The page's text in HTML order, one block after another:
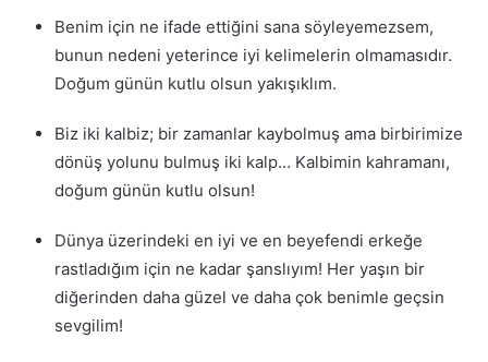
Benim için ne ifade ettiğini sana söyleyemezsem,
bunun nedeni yeterince iyi kelimelerin olmamasıdır.
Doğum günün kutlu olsun yakışıklım.
Biz iki kalbiz; bir zamanlar kaybolmuş ama birbirimize
dönüş yolunu bulmuş iki kalp… Kalbimin kahramanı,
doğum günün kutlu olsun!
Dünya üzerindeki en iyi ve en beyefendi erkeğe
rastladığım için ne kadar şanslıyım! Her yaşın bir
diğerinden daha güzel ve daha çok benimle geçsin
sevgilim!